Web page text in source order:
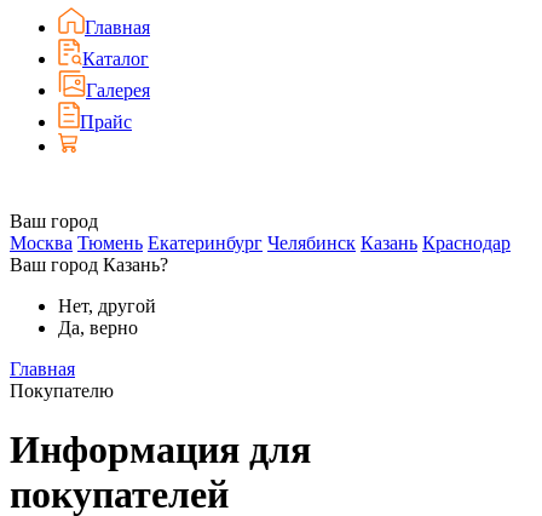
Главная
Каталог
Галерея
Прайс
Ваш город
Москва Тюмень Екатеринбург Челябинск Казань Краснодар
Ваш город Казань?
Нет, другой
Да, верно
Главная
Покупателю
Информация для
покупателей